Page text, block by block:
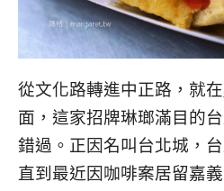
從文化路轉進中正路，就在
面，這家招牌琳瑯滿目的
錯過。正因名叫台北城，
直到最近因咖啡案居留嘉